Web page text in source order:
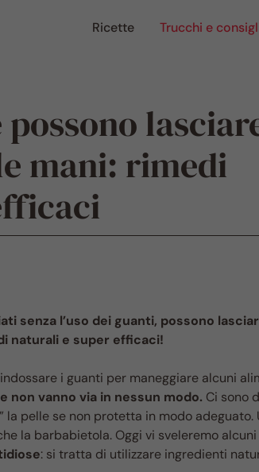
Ricette Trucchi e
mani: rimedi
senza l’uso dei guanti, possono
naturali e super efficaci!
i guanti per maneggiare alcuni
non vanno via in nessun modo. Ci sono
pelle se non protetta in modo adeguato.
la barbabietola. Oggi vi sveleremo
: si tratta di utilizzare ingredienti